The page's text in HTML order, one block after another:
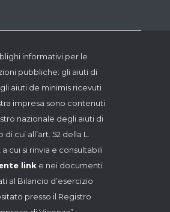
informativi per le
pubbliche: gli aiuti di
aiuti de minimis ricevuti
impresa sono contenuti
nazionale degli aiuti di
di cui all’art. 52 della L.
a cui si rinvia e consultabili
link e nei documenti
al Bilancio d’esercizio
presso il Registro